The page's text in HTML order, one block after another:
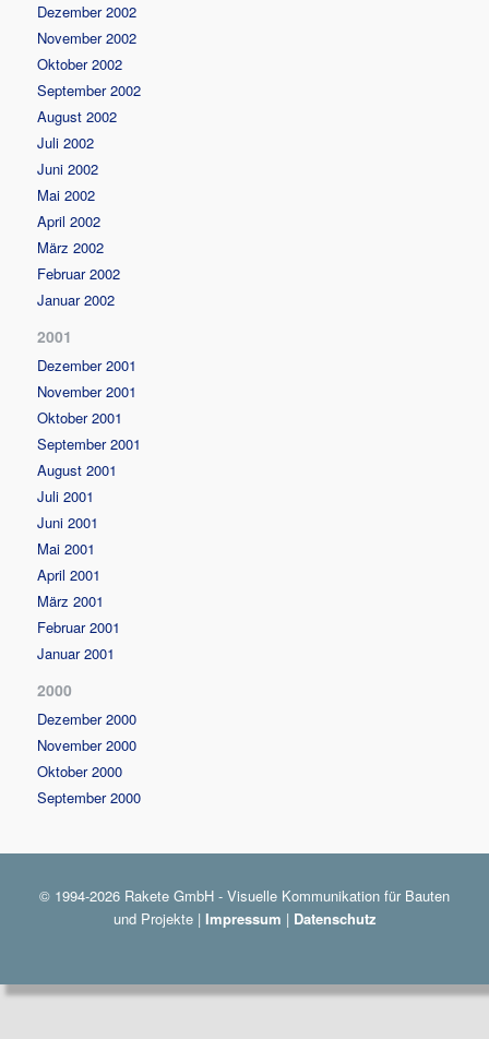
Dezember 2002
November 2002
Oktober 2002
September 2002
August 2002
Juli 2002
Juni 2002
Mai 2002
April 2002
März 2002
Februar 2002
Januar 2002
2001
Dezember 2001
November 2001
Oktober 2001
September 2001
August 2001
Juli 2001
Juni 2001
Mai 2001
April 2001
März 2001
Februar 2001
Januar 2001
2000
Dezember 2000
November 2000
Oktober 2000
September 2000
© 1994-2026 Rakete GmbH - Visuelle Kommunikation für Bauten
und Projekte | Impressum | Datenschutz